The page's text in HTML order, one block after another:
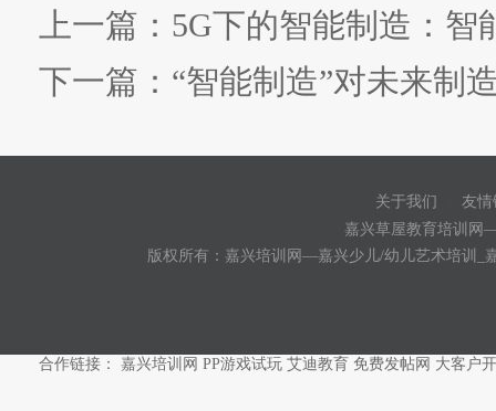
上一篇： 5G下的智能制造：智
下一篇： “智能制造”对未来制
关于我们
友情
嘉兴草屋教育培训
版权所有：嘉兴培训网—嘉兴少儿/幼儿艺术培训_
合作链接： 嘉兴培训网 PP游戏试玩 艾迪教育 免费发帖网 大客户